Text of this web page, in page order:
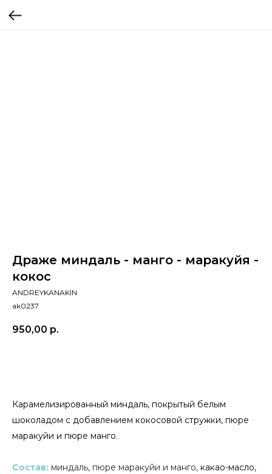
Драже миндаль - манго - маракуйя -
кокос
ANDREYKANAKIN
ak0237
950,00 р.
Карамелизированный миндаль, покрытый белым
шоколадом с добавлением кокосовой стружки, пюре
маракуйи и пюре манго.
Состав: миндаль, пюре маракуйи и манго, какао-масло,